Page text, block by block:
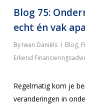
Blog 75:
echt én vak
By Iwan Daniëls Blog,
Erkend
Regelmatig kom je
veranderingen in